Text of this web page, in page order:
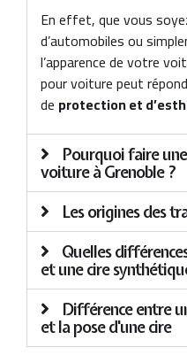
En effet, que vous
d’automobiles ou
l’apparence de votre
pour voiture peut
de protection et
Pourquoi faire
voiture à Grenoble ?
Les origines des
Quelles
et une cire
Différence entre
et la pose d'une cire